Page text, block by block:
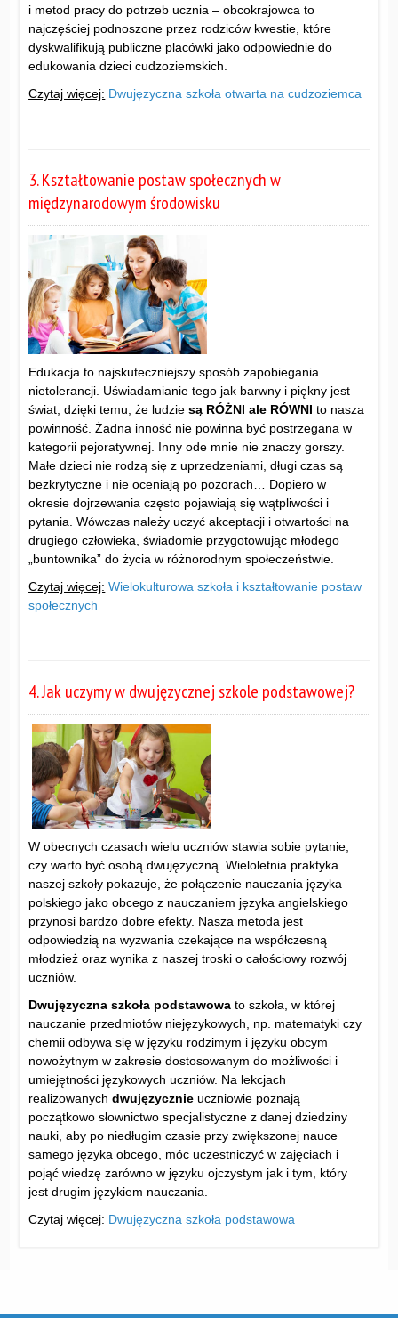
i metod pracy do potrzeb ucznia – obcokrajowca to
najczęściej podnoszone przez rodziców kwestie, które
dyskwalifikują publiczne placówki jako odpowiednie do
edukowania dzieci cudzoziemskich.
Czytaj więcej: Dwujęzyczna szkoła otwarta na cudzoziemca
3. Kształtowanie postaw społecznych w
międzynarodowym środowisku
Edukacja to najskuteczniejszy sposób zapobiegania
nietolerancji. Uświadamianie tego jak barwny i piękny jest
świat, dzięki temu, że ludziesą RÓŻNI ale RÓWNI to nasza
powinność. Żadna inność nie powinna być postrzegana w
kategorii pejoratywnej. Inny ode mnie nie znaczy gorszy.
Małe dzieci nie rodzą się z uprzedzeniami, długi czas są
bezkrytyczne i nie oceniają po pozorach… Dopiero w
okresie dojrzewania często pojawiają się wątpliwości i
pytania. Wówczas należy uczyć akceptacji i otwartości na
drugiego człowieka, świadomie przygotowując młodego
„buntownika” do życia w różnorodnym społeczeństwie.
Czytaj więcej: Wielokulturowa szkoła i kształtowanie postaw
społecznych
4. Jak uczymy w dwujęzycznej szkole podstawowej?
W obecnych czasach wielu uczniów stawia sobie pytanie,
czy warto być osobą dwujęzyczną. Wieloletnia praktyka
naszej szkoły pokazuje, że połączenie nauczania języka
polskiego jako obcego z nauczaniem języka angielskiego
przynosi bardzo dobre efekty. Nasza metoda jest
odpowiedzią na wyzwania czekające na współczesną
młodzież oraz wynika z naszej troski o całościowy rozwój
uczniów.
Dwujęzyczna szkoła podstawowato szkoła, w której
nauczanie przedmiotów niejęzykowych, np. matematyki czy
chemii odbywa się w języku rodzimym i języku obcym
nowożytnym w zakresie dostosowanym do możliwości i
umiejętności językowych uczniów. Na lekcjach
realizowanychdwujęzycznie uczniowie poznają
początkowo słownictwo specjalistyczne z danej dziedziny
nauki, aby po niedługim czasie przy zwiększonej nauce
samego języka obcego, móc uczestniczyć w zajęciach i
pojąć wiedzę zarówno w języku ojczystym jak i tym, który
jest drugim językiem nauczania.
Czytaj więcej: Dwujęzyczna szkoła podstawowa